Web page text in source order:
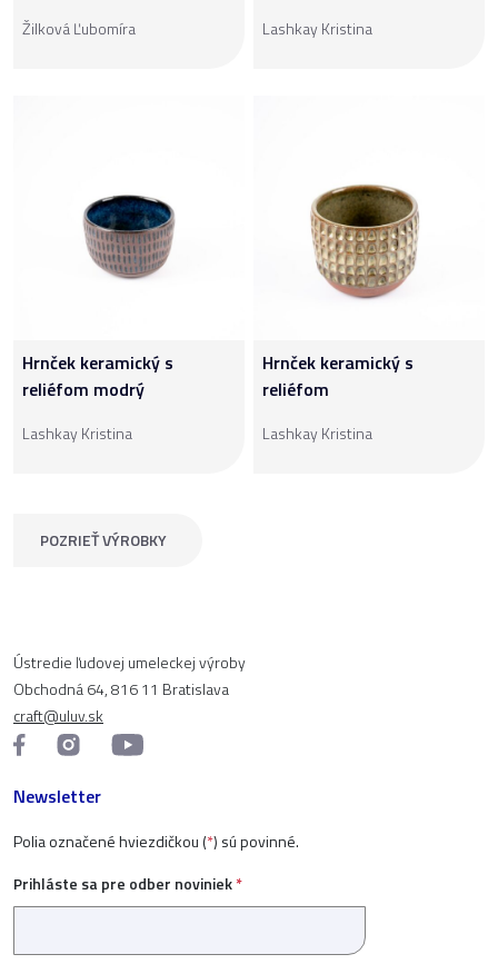
Žilková Ľubomíra Lashkay Kristina
Hrnček keramický s
reliéfom modrý
Lashkay Kristina
Hrnček keramický s
reliéfom
Lashkay Kristina
POZRIEŤ VÝROBKY
Ústredie ľudovej umeleckej výroby
Obchodná 64, 816 11 Bratislava
craft@uluv.sk
Newsletter
Polia označené hviezdičkou (*) sú povinné.
Prihláste sa pre odber noviniek*